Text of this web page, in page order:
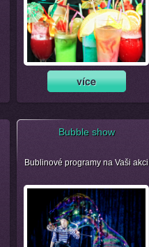
Bubble show
Bublinové programy na Vaši akci